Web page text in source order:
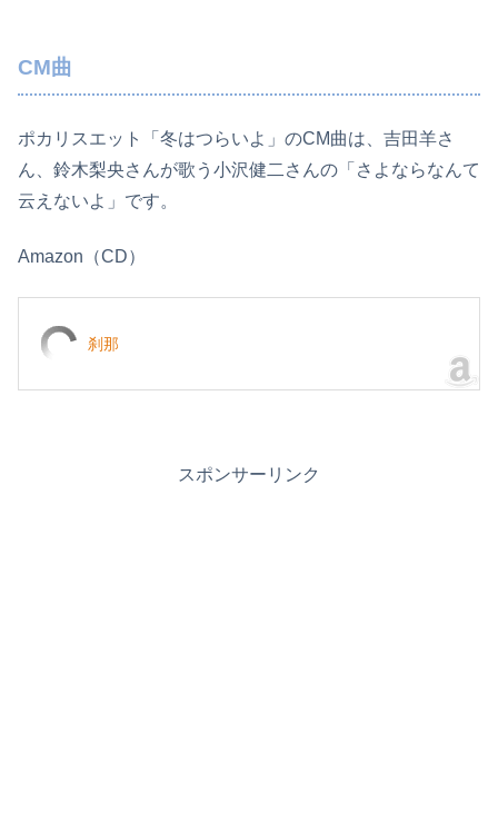
CM曲
ポカリスエット「冬はつらいよ」のCM曲は、吉田羊さ
ん、鈴木梨央さんが歌う小沢健二さんの「さよならなんて
云えないよ」です。
Amazon（CD）
刹那
スポンサーリンク